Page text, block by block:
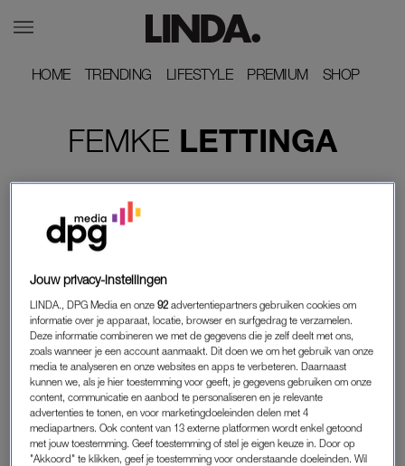
HOME
HOME TRENDING
TRENDING LIFESTYLE
LIFESTYLE PREMIUM
PREMIUM SHOP
SHOP
FEMKE LETTINGA
GELDZAKEN
MET JE BESTIE NAAR COACHELLA? BEGIN
MAAR VAST MET SPAREN, WANT DÍT BEN JE
KWIJT
Jouw privacy-instellingen
LINDA., DPG Media en onze92 advertentiepartners gebruiken cookies om
informatie over je apparaat, locatie, browser en surfgedrag te verzamelen.
Deze informatie combineren we met de gegevens die je zelf deelt met ons,
zoals wanneer je een account aanmaakt. Dit doen we om het gebruik van onze
media te analyseren en onze websites en apps te verbeteren. Daarnaast
kunnen we, als je hier toestemming voor geeft, je gegevens gebruiken om onze
content, communicatie en aanbod te personaliseren en je relevante
advertenties te tonen, en voor marketingdoeleinden delen met 4
mediapartners. Ook content van 13 externe platformen wordt enkel getoond
met jouw toestemming. Geef toestemming of stel je eigen keuze in. Door op
"Akkoord" te klikken, geef je toestemming voor onderstaande doeleinden. Wil